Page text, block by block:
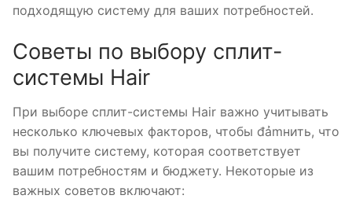
подходящую систему для ваших потребностей.
Советы по выбору сплит-
системы Hair
При выборе сплит-системы Hair важно учитывать
несколько ключевых факторов, чтобы đảmнить, что
вы получите систему, которая соответствует
вашим потребностям и бюджету. Некоторые из
важных советов включают: